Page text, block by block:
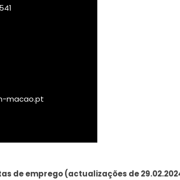
macao.pt
de emprego (actualizações de